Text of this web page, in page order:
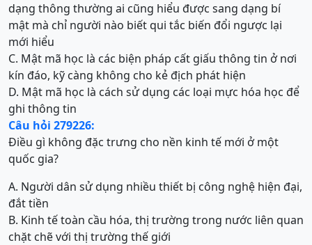
dạng thông thường ai cũng hiểu được sang dạng bí
mật mà chỉ người nào biết qui tắc biến đổi ngược lại
mới hiểu
C. Mật mã học là các biện pháp cất giấu thông tin ở nơi
kín đáo, kỹ càng không cho kẻ địch phát hiện
D. Mật mã học là cách sử dụng các loại mực hóa học để
ghi thông tin
Câu hỏi 279226:
Điều gì không đặc trưng cho nền kinh tế mới ở một
quốc gia?
A. Người dân sử dụng nhiều thiết bị công nghệ hiện đại,
đắt tiền
B. Kinh tế toàn cầu hóa, thị trường trong nước liên quan
chặt chẽ với thị trường thế giới